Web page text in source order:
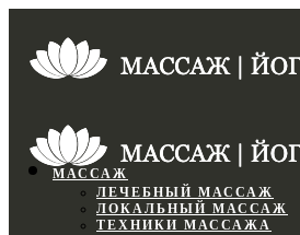
МАССАЖ
ЛЕЧЕБНЫЙ МАССАЖ
ЛОКАЛЬНЫЙ МАССАЖ
ТЕХНИКИ МАССАЖА